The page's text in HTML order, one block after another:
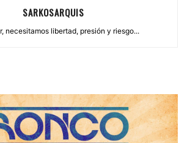
SARKOSARQUIS
necesitamos libertad, presión y riesgo...